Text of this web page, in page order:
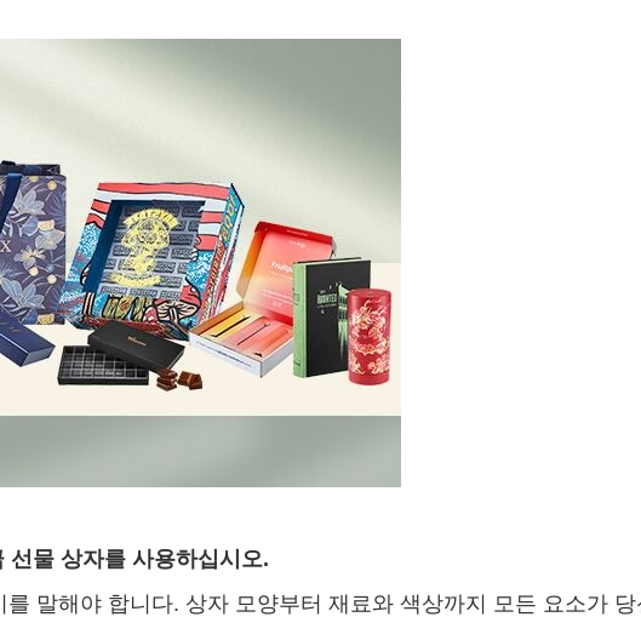
선물 상자를 사용하십시오.
말해야 합니다. 상자 모양부터 재료와 색상까지 모든 요소가